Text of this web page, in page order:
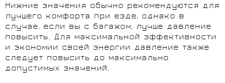
Нижние значения обычно рекомендуются для
лучшего комфорта при езде, однако в
случае, если вы с багажом, лучше давление
повысить. Для максимальной эффективности
и экономии своей энергии давление также
следует повысить до максимально
допустимых значений.